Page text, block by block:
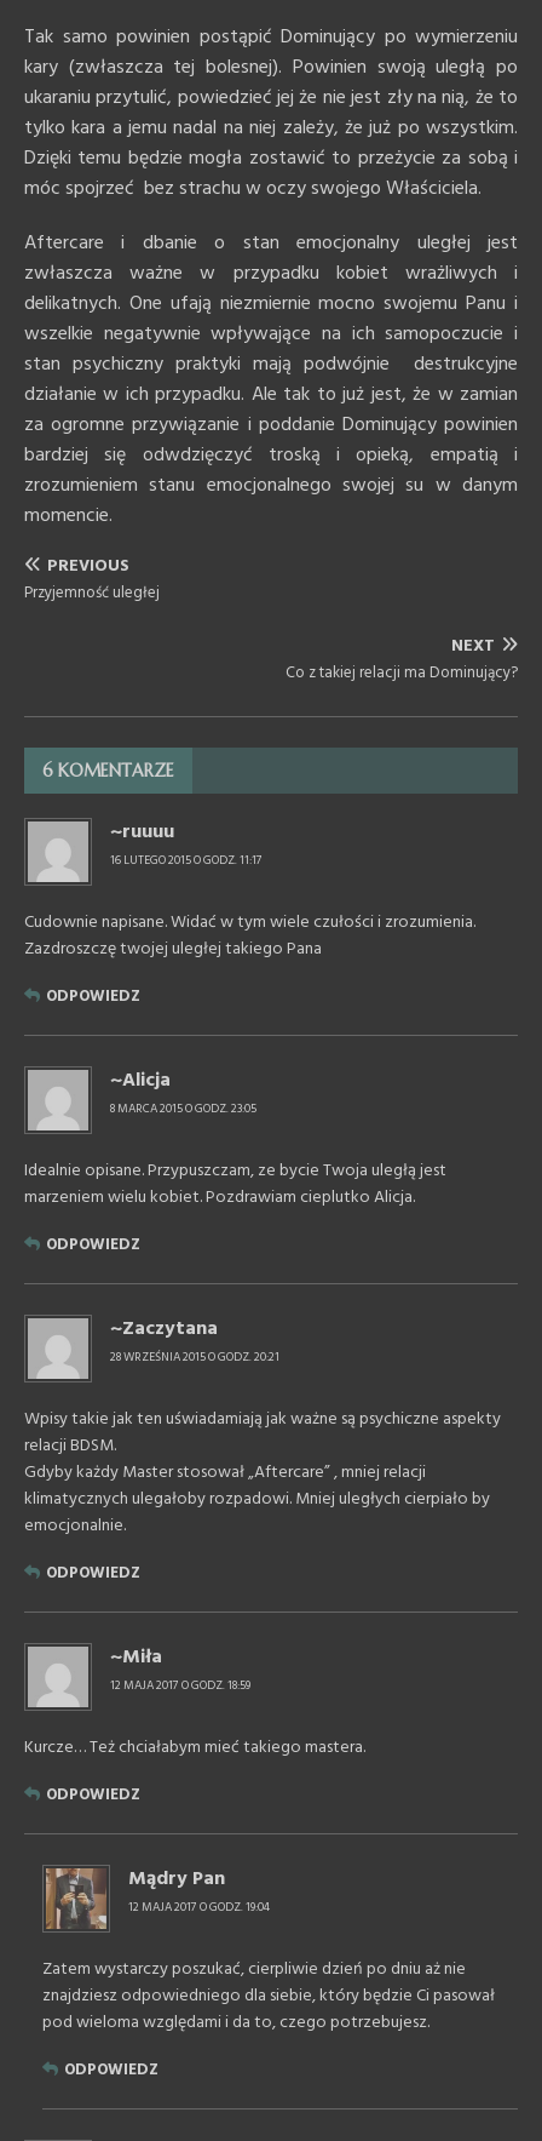
Tak samo powinien postąpić Dominujący po wymierzeniu
kary (zwłaszcza tej bolesnej). Powinien swoją uległą po
ukaraniu przytulić, powiedzieć jej że nie jest zły na nią, że to
tylko kara a jemu nadal na niej zależy, że już po wszystkim.
Dzięki temu będzie mogła zostawić to przeżycie za sobą i
móc spojrzeć bez strachu w oczy swojego Właściciela.
Aftercare i dbanie o stan emocjonalny uległej jest
zwłaszcza ważne w przypadku kobiet wrażliwych i
delikatnych. One ufają niezmiernie mocno swojemu Panu i
wszelkie negatywnie wpływające na ich samopoczucie i
stan psychiczny praktyki mają podwójnie destrukcyjne
działanie w ich przypadku. Ale tak to już jest, że w zamian
za ogromne przywiązanie i poddanie Dominujący powinien
bardziej się odwdzięczyć troską i opieką, empatią i
zrozumieniem stanu emocjonalnego swojej su w danym
momencie.
PREVIOUS
Przyjemność uległej
NEXT
Co z takiej relacji ma Dominujący?
6 KOMENTARZE
~ruuuu
16 LUTEGO 2015 O GODZ. 11:17
Cudownie napisane. Widać w tym wiele czułości i zrozumienia.
Zazdroszczę twojej uległej takiego Pana
ODPOWIEDZ
~Alicja
8 MARCA 2015 O GODZ. 23:05
Idealnie opisane. Przypuszczam, ze bycie Twoja uległą jest
marzeniem wielu kobiet. Pozdrawiam cieplutko Alicja.
ODPOWIEDZ
~Zaczytana
28 WRZEŚNIA 2015 O GODZ. 20:21
Wpisy takie jak ten uświadamiają jak ważne są psychiczne aspekty
relacji BDSM.
Gdyby każdy Master stosował „Aftercare” , mniej relacji
klimatycznych ulegałoby rozpadowi. Mniej uległych cierpiało by
emocjonalnie.
ODPOWIEDZ
~Miła
12 MAJA 2017 O GODZ. 18:59
Kurcze… Też chciałabym mieć takiego mastera.
ODPOWIEDZ
Mądry Pan
12 MAJA 2017 O GODZ. 19:04
Zatem wystarczy poszukać, cierpliwie dzień po dniu aż nie
znajdziesz odpowiedniego dla siebie, który będzie Ci pasował
pod wieloma względami i da to, czego potrzebujesz.
ODPOWIEDZ